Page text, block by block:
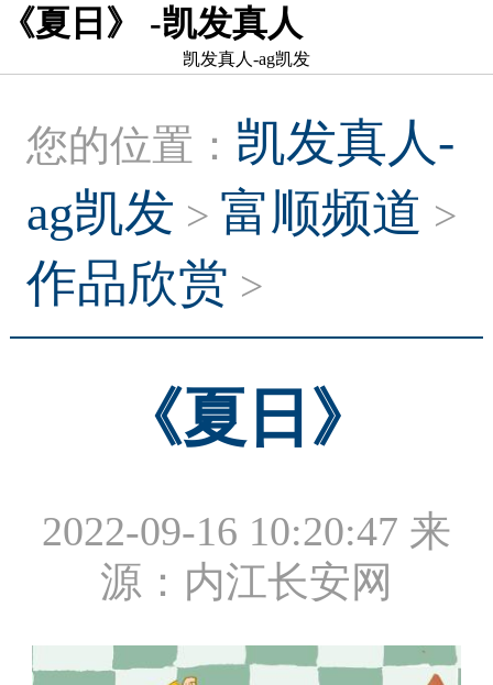
《夏日》 -凯发真人
凯发真人-ag凯发
您的位置： 凯发真人-
ag凯发 > 富顺频道 >
作品欣赏 >
《夏日》
2022-09-16 10:20:47 来
源：内江长安网